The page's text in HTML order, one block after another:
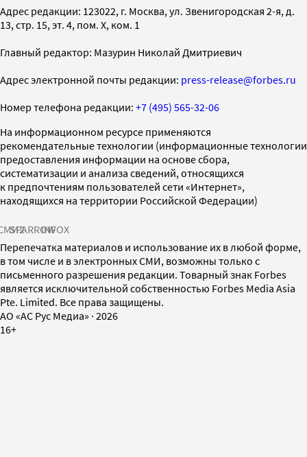
Адрес редакции: 123022, г. Москва, ул. Звенигородская 2-я, д.
13, стр. 15, эт. 4, пом. X, ком. 1
Главный редактор: Мазурин Николай Дмитриевич
Адрес электронной почты редакции: press-release@forbes.ru
Номер телефона редакции: +7 (495) 565-32-06
На информационном ресурсе применяются
рекомендательные технологии (информационные технологии
предоставления информации на основе сбора,
систематизации и анализа сведений, относящихся
к предпочтениям пользователей сети «Интернет»,
находящихся на территории Российской Федерации)
SPARROWINFOX
Перепечатка материалов и использование их в любой форме,
в том числе и в электронных СМИ, возможны только с
письменного разрешения редакции. Товарный знак Forbes
является исключительной собственностью Forbes Media Asia
Pte. Limited. Все права защищены.
AO «АС Рус Медиа» · 2026
16+